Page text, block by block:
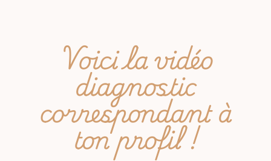
Voici la vidéo
diagnostic
correspondant à
ton profil !